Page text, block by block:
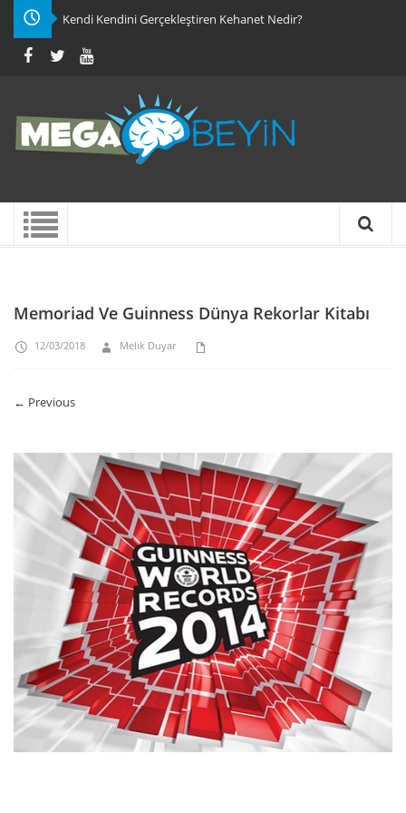
Kendi Kendini Gerçekleştiren Kehanet Nedir?
Memoriad Ve Guinness Dünya Rekorlar Kitabı
12/03/2018 Melik Duyar
← Previous